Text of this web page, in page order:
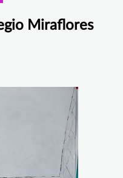
Miraflores